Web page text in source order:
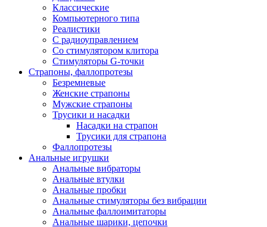
Классические
Компьютерного типа
Реалистики
С радиоуправлением
Со стимулятором клитора
Стимуляторы G-точки
Страпоны, фаллопротезы
Безремневые
Женские страпоны
Мужские страпоны
Трусики и насадки
Насадки на страпон
Трусики для страпона
Фаллопротезы
Анальные игрушки
Анальные вибраторы
Анальные втулки
Анальные пробки
Анальные стимуляторы без вибрации
Анальные фаллоимитаторы
Анальные шарики, цепочки